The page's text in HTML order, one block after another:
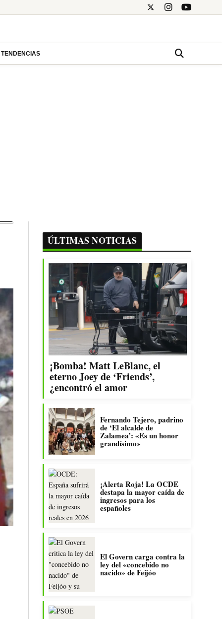
TENDENCIAS
ÚLTIMAS NOTICIAS
¡Bomba! Matt LeBlanc, el
eterno Joey de ‘Friends’,
¿encontró el amor
Fernando Tejero, padrino
de ‘El alcalde de
Zalamea’: «Es un honor
grandísimo»
¡Alerta Roja! La OCDE
destapa la mayor caída de
ingresos para los
españoles
El Govern carga contra la
ley del «concebido no
nacido» de Feijóo